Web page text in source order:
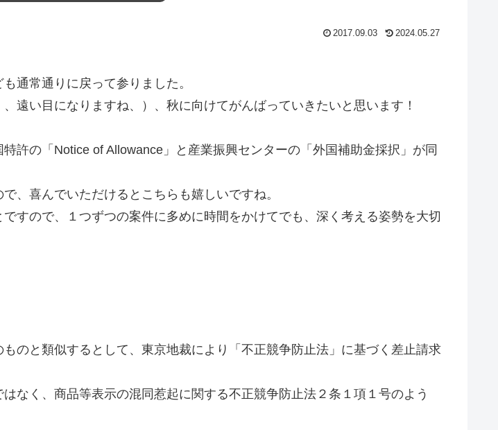
2017.09.03 2024.05.27
通常通りに戻って参りました。
遠い目になりますね、）、秋に向けてがんばっていきたいと思います！
許の「Notice of Allowance」と産業振興センターの「外国補助金採択」が同
、喜んでいただけるとこちらも嬉しいですね。
すので、１つずつの案件に多めに時間をかけてでも、深く考える姿勢を大切
のと類似するとして、東京地裁により「不正競争防止法」に基づく差止請求
なく、商品等表示の混同惹起に関する不正競争防止法２条１項１号のよう